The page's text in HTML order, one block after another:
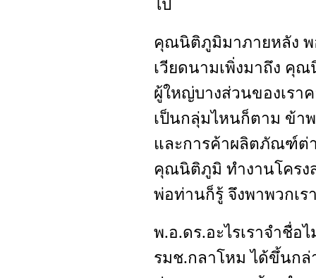
ไป
คุณนิติภูมิมาภายหลัง
เวียดนามเพิ่งมาถึง คุ
ผู้ใหญ่บางส่วนของเรา
เป็นกลุ่มไหนก็ตาม ข้าพ
และการค้าผลิตภัณฑ์ต่า
คุณนิติภูมิ ทำงานโครง
พ่อท่านก็รู้ จึงพาพวกเร
พ.อ.ดร.อะไรเราจำชื่อ
รมช.กลาโหม ได้ขึ้นกล่